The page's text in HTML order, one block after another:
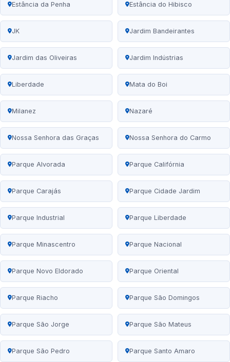
Estância da Penha Estância do Hibisco
JK Jardim Bandeirantes
Jardim das Oliveiras Jardim Indústrias
Liberdade Mata do Boi
Milanez Nazaré
Nossa Senhora das Graças Nossa Senhora do Carmo
Parque Alvorada Parque Califórnia
Parque Carajás Parque Cidade Jardim
Parque Industrial Parque Liberdade
Parque Minascentro Parque Nacional
Parque Novo Eldorado Parque Oriental
Parque Riacho Parque São Domingos
Parque São Jorge Parque São Mateus
Parque São Pedro Parque Santo Amaro